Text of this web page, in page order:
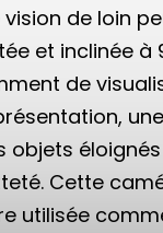
de loin
et inclinée à
de
objets
Cette
utilisée